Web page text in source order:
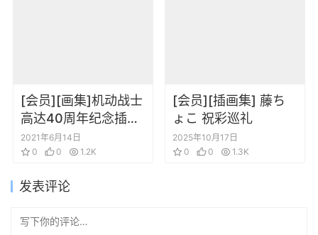
[会员][画集]机动战士
高达40周年纪念插画
集”Beyond”
2021年6月14日
0
0 1.2K
[会员][插画集] 藤ち
ょこ 祝彩巡礼
2025年10月17日
0
0 1.3K
发表评论